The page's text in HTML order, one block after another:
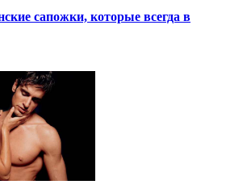
сапожки, которые всегда в